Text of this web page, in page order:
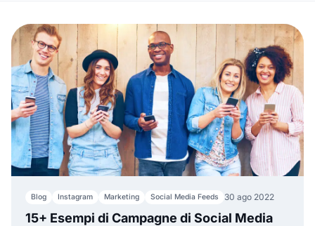
Blog Instagram Marketing Social Media Feeds 30 ago 2022
15+ Esempi di Campagne di Social Media